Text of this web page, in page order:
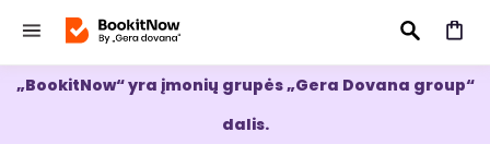
IEŠKOTI
„BookitNow“ yra įmonių grupės „Gera Dovana group“
dalis.